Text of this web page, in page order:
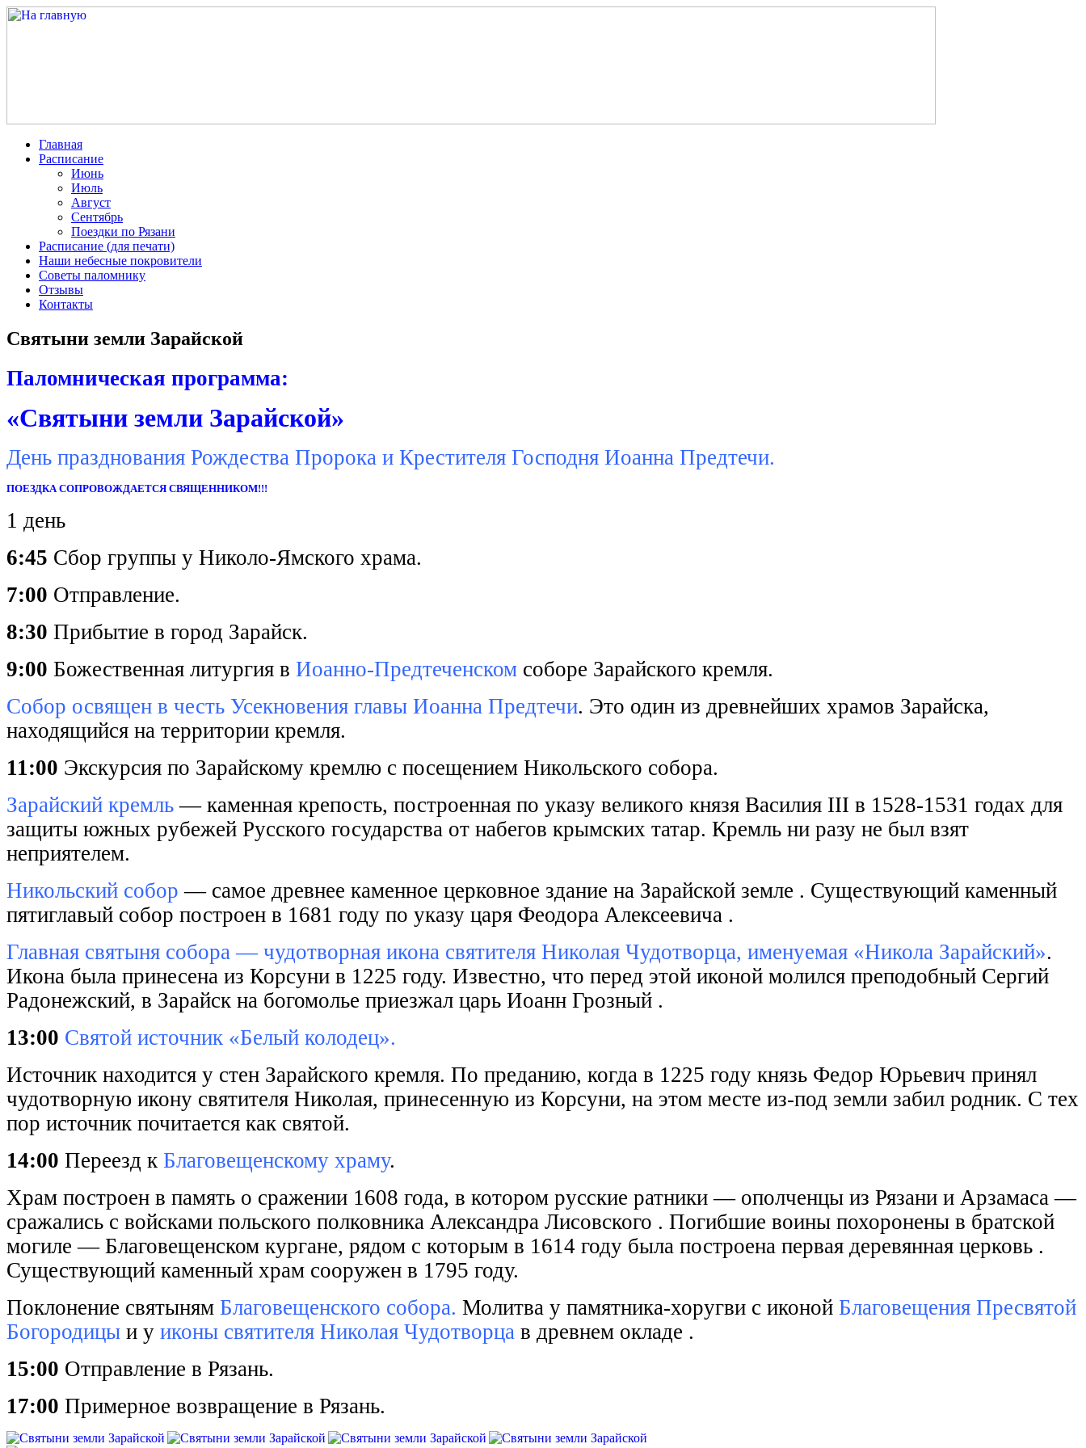
Главная
Расписание
Июнь
Июль
Август
Сентябрь
Поездки по Рязани
Расписание (для печати)
Наши небесные покровители
Советы паломнику
Отзывы
Контакты
Святыни земли Зарайской
Паломническая программа:
«Святыни земли Зарайской»
День празднования Рождества Пророка и Крестителя Господня Иоанна Предтечи.
ПОЕЗДКА СОПРОВОЖДАЕТСЯ СВЯЩЕННИКОМ!!!
1 день
6:45 Сбор группы у Николо-Ямского храма.
7:00 Отправление.
8:30 Прибытие в город Зарайск.
9:00 Божественная литургия в Иоанно-Предтеченском соборе Зарайского кремля.
Собор освящен в честь Усекновения главы Иоанна Предтечи. Это один из древнейших храмов Зарайска,
находящийся на территории кремля.
11:00 Экскурсия по Зарайскому кремлю с посещением Никольского собора.
Зарайский кремль — каменная крепость, построенная по указу великого князя Василия III в 1528-1531 годах для
защиты южных рубежей Русского государства от набегов крымских татар. Кремль ни разу не был взят
неприятелем.
Никольский собор — самое древнее каменное церковное здание на Зарайской земле . Существующий каменный
пятиглавый собор построен в 1681 году по указу царя Феодора Алексеевича .
Главная святыня собора — чудотворная икона святителя Николая Чудотворца, именуемая «Никола Зарайский».
Икона была принесена из Корсуни в 1225 году. Известно, что перед этой иконой молился преподобный Сергий
Радонежский, в Зарайск на богомолье приезжал царь Иоанн Грозный .
13:00 Святой источник «Белый колодец».
Источник находится у стен Зарайского кремля. По преданию, когда в 1225 году князь Федор Юрьевич принял
чудотворную икону святителя Николая, принесенную из Корсуни, на этом месте из-под земли забил родник. С тех
пор источник почитается как святой.
14:00 Переезд к Благовещенскому храму.
Храм построен в память о сражении 1608 года, в котором русские ратники — ополченцы из Рязани и Арзамаса —
сражались с войсками польского полковника Александра Лисовского . Погибшие воины похоронены в братской
могиле — Благовещенском кургане, рядом с которым в 1614 году была построена первая деревянная церковь .
Существующий каменный храм сооружен в 1795 году.
Поклонение святыням Благовещенского собора. Молитва у памятника-хоругви с иконой Благовещения Пресвятой
Богородицы и у иконы святителя Николая Чудотворца в древнем окладе .
15:00 Отправление в Рязань.
17:00 Примерное возвращение в Рязань.